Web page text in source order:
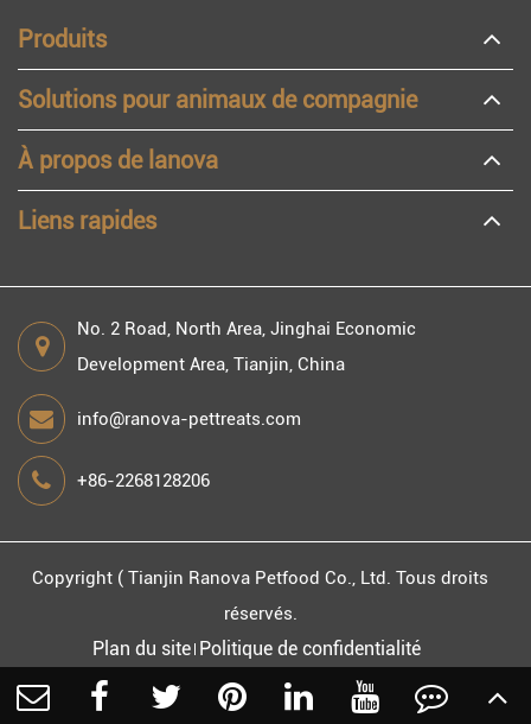
Produits
Solutions pour animaux de compagnie
À propos de lanova
Liens rapides
No. 2 Road, North Area, Jinghai Economic
Development Area, Tianjin, China
info@ranova-pettreats.com
+86-2268128206
Copyright (Tianjin Ranova Petfood Co., Ltd. Tous droits
réservés.
Plan du site Politique de confidentialité